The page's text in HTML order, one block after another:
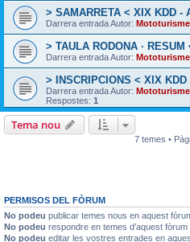
> SAMARRETA < XIX KDD -
Darrera entrada Autor: Mototurisme
> TAULA RODONA ·
Darrera entrada Autor: Mototurisme
> INSCRIPCIONS < XIX KDD
Darrera entrada Autor: Mototurisme
Respostes: 1
Tema nou
7 temes •
PERMISOS DEL FÒRUM
No podeu publicar temes nous en aquest
No podeu respondre en temes d’aquest fòrum
No podeu editar les vostres entrades en